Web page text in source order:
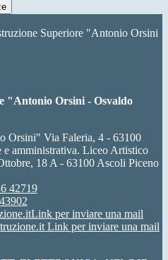
Superiore "Antonio Orsini
"Antonio Orsini - Osvaldo
Orsini" Via Faleria, 4 - 63100
e amministrativa. Liceo Artistico
18 A - 63100 Ascoli Piceno
42719
Link per inviare una mail
Link per inviare una mail